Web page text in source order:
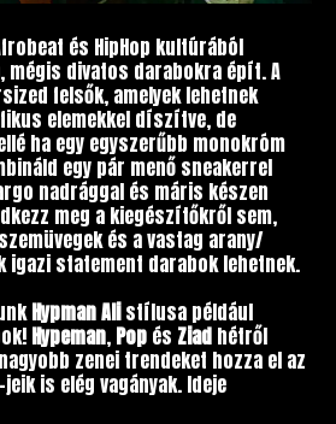
és HipHop kultúrából
mégis divatos darabokra épít. A
felsők, amelyek lehetnek
elemekkel díszítve, de
ha egy egyszerűbb monokróm
egy pár menő sneakerrel
nadrággal és máris készen
meg a kiegészítőkről sem,
és a vastag arany/
igazi statement darabok lehetnek.
Hypman Alistílusa például
Hypeman, Pop és Ziad hétről
zenei trendeket hozza el az
is elég vagányak. Ideje